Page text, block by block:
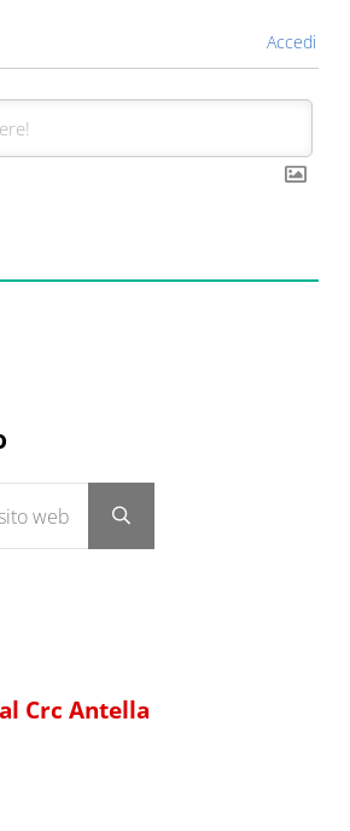
Accedi
Submit search
Crc Antella